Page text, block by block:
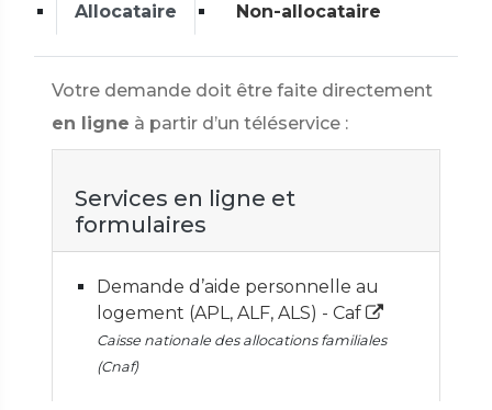
Allocataire Non-allocataire
Votre demande doit être faite directement
en ligne à partir d’un téléservice :
Services en ligne et
formulaires
Demande d’aide personnelle au
logement (APL, ALF, ALS) - Caf
Caisse nationale des allocations familiales
(Cnaf)